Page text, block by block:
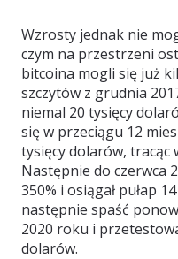
Wzrosty jednak nie
czym na przestrzeni
bitcoina mogli się już
szczytów z grudnia
niemal 20 tysięcy
się w przeciągu 12
tysięcy dolarów, tracąc
Następnie do czerwca
350% i osiągał pułap
następnie spaść
2020 roku i
dolarów.